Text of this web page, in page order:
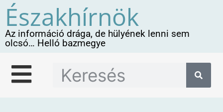
Északhírnök
Az információ drága, de hülyének lenni sem
olcsó… Helló bazmegye